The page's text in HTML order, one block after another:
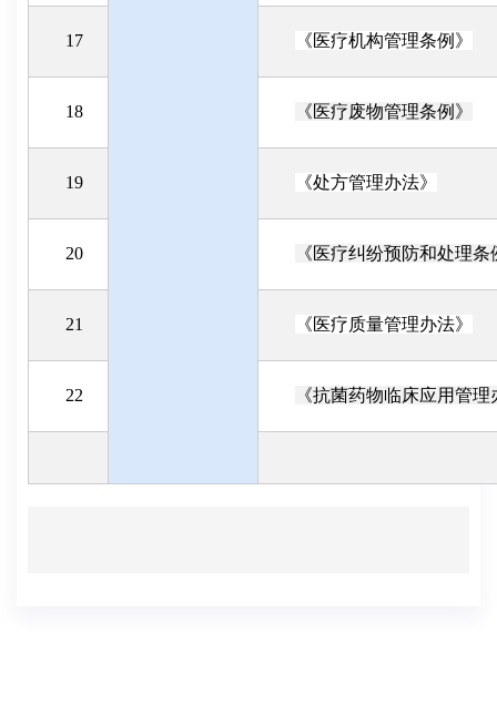
17 《医疗机构管理条例》
18 《医疗废物管理条例》
19 《处方管理办法》
20 《医疗纠纷预防和处理条
21 《医疗质量管理办法》
22 《抗菌药物临床应用管理